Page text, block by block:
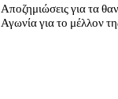
Αποζημιώσεις για τα
Αγωνία για το μέλλον